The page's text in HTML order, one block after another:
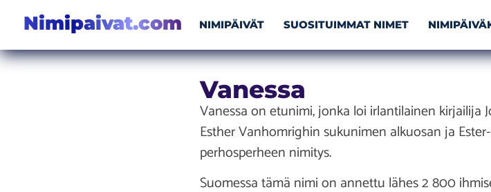
Nimipaivat.com NIMIPÄIVÄT SUOSITUIMMAT NIMET
Vanessa
Vanessa on etunimi, jonka loi irlantilainen kirjailija
Esther Vanhomrighin sukunimen alkuosan ja
perhosperheen nimitys.
Suomessa tämä nimi on annettu lähes 2 800